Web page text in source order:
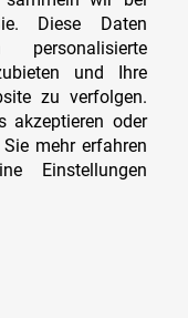
Diese Daten
und Ihre
zu verfolgen.
akzeptieren oder
mehr erfahren
Einstellungen